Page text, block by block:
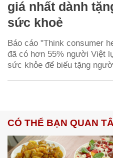
giá nhất dành
sức khoẻ
Báo cáo "Think consumer
đã có hơn 55% người Việt
sức khỏe để biếu tặng
CÓ THỂ BẠN QUAN